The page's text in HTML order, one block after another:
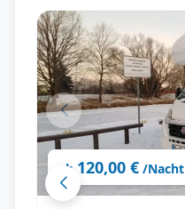
ab 120,00 € /Nacht